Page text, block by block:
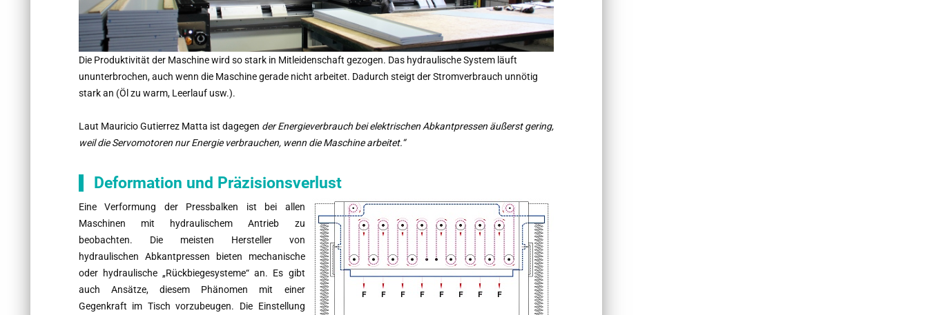
Die Produktivität der Maschine wird so stark in Mitleidenschaft gezogen. Das hydraulische System läuft
ununterbrochen, auch wenn die Maschine gerade nicht arbeitet. Dadurch steigt der Stromverbrauch unnötig
stark an (Öl zu warm, Leerlauf usw.).
Laut Mauricio Gutierrez Matta ist dagegen der Energieverbrauch bei elektrischen Abkantpressen äußerst gering,
weil die Servomotoren nur Energie verbrauchen, wenn die Maschine arbeitet.“
Deformation und Präzisionsverlust
Eine Verformung der Pressbalken ist bei allen
Maschinen mit hydraulischem Antrieb zu
beobachten. Die meisten Hersteller von
hydraulischen Abkantpressen bieten mechanische
oder hydraulische „Rückbiegesysteme“ an. Es gibt
auch Ansätze, diesem Phänomen mit einer
Gegenkraft im Tisch vorzubeugen. Die Einstellung